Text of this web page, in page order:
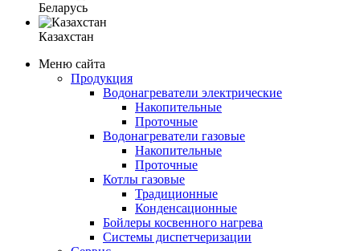
Беларусь
Казахстан
Меню сайта
Продукция
Водонагреватели электрические
Накопительные
Проточные
Водонагреватели газовые
Накопительные
Проточные
Котлы газовые
Традиционные
Конденсационные
Бойлеры косвенного нагрева
Системы диспетчеризации